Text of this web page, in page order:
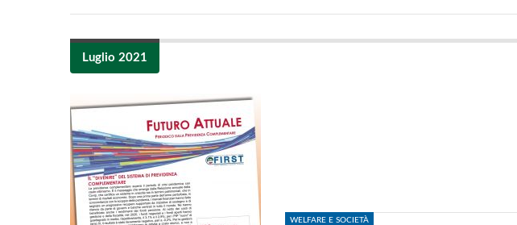
Luglio 2021
WELFARE E SOCIETÀ